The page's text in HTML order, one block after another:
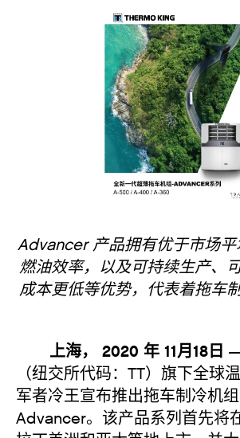
Advancer 产品拥有优于市场
燃油效率，以及可持续生产、
成本更低等优势，代表着拖车
上海， 2020 年 11月18日
（纽交所代码：TT）旗下全球
军者冷王宣布推出拖车制冷机
Advancer。该产品系列首先将